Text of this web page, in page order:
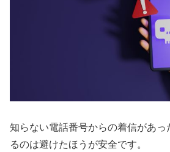
知らない電話番号からの着信があっ
るのは避けたほうが安全です。